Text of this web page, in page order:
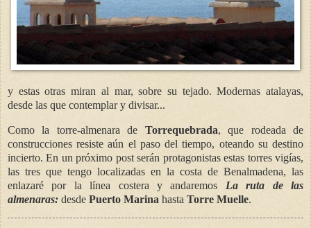
y estas otras miran al mar, sobre su tejado. Modernas atalayas,
desde las que contemplar y divisar...
Como la torre-almenara de Torrequebrada, que rodeada de
construcciones resiste aún el paso del tiempo, oteando su destino
incierto. En un próximo post serán protagonistas estas torres vigías,
las tres que tengo localizadas en la costa de Benalmadena, las
enlazaré por la línea costera y andaremos La ruta de las
almenaras: desde Puerto Marina hasta Torre Muelle.